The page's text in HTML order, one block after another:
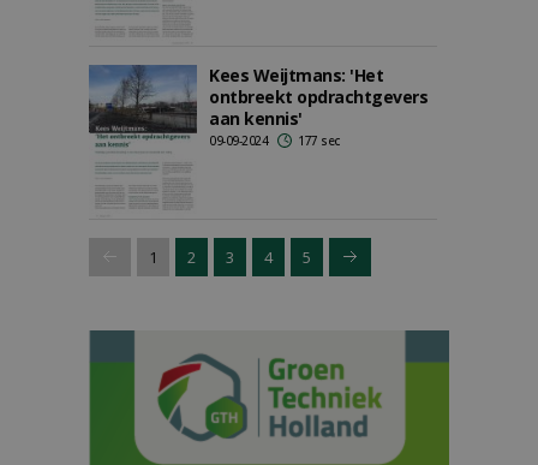
Kees Weijtmans: 'Het
ontbreekt opdrachtgevers
aan kennis'
09-09-2024 177 sec
1 2 3 4 5